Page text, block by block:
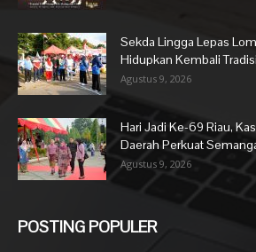
Sekda Lingga Lepas
Hidupkan Kembali
Agustus 9, 2026
Hari Jadi Ke-69 Riau,
Daerah Perkuat
Agustus 9, 2026
POSTING POPULER